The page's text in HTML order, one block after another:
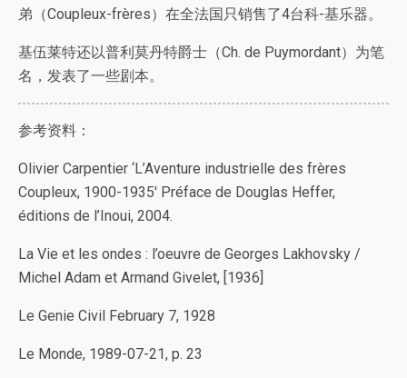
弟（Coupleux-frères）在全法国只销售了4台科-基乐器。
基伍莱特还以普利莫丹特爵士（Ch. de Puymordant）为笔
名，发表了一些剧本。
参考资料：
Olivier Carpentier ‘L’Aventure industrielle des frères
Coupleux, 1900-1935′ Préface de Douglas Heffer,
éditions de l’Inoui, 2004.
La Vie et les ondes : l’oeuvre de Georges Lakhovsky /
Michel Adam et Armand Givelet, [1936]
Le Genie Civil February 7, 1928
Le Monde, 1989-07-21, p. 23